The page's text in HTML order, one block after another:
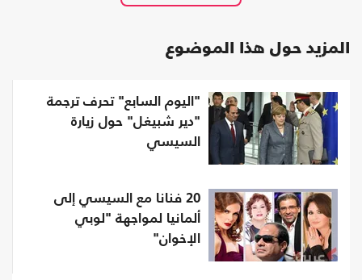
المزيد حول هذا الموضوع
"اليوم السابع" تحرف ترجمة
"دير شبيغل" حول زيارة
السيسي
20 فنانا مع السيسي إلى
ألمانيا لمواجهة "لوبي
الإخوان"